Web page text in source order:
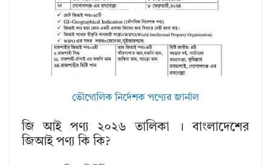
ভৌগোলিক নির্দেশক পণ্যের জার্নাল
জি আই পণ্য ২০২৬ তালিকা । বাংলাদেশের
জিআই পণ্য কি কি?